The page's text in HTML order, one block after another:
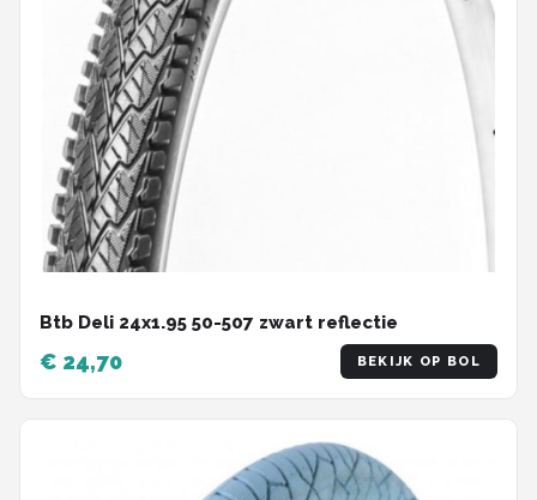
Btb Deli 24x1.95 50-507 zwart reflectie
€ 24,70 BEKIJK OP BOL